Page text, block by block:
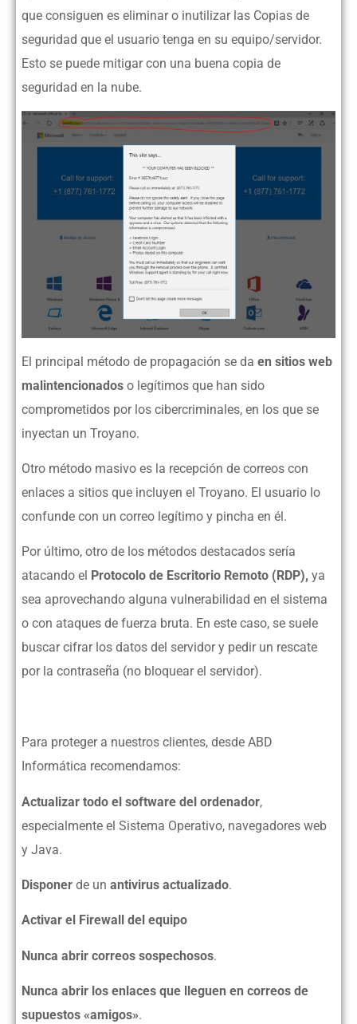
que consiguen es eliminar o inutilizar las Copias de
seguridad que el usuario tenga en su equipo/servidor.
Esto se puede mitigar con una buena copia de
seguridad en la nube.
El principal método de propagación se da en sitios web
malintencionados o legítimos que han sido
comprometidos por los cibercriminales, en los que se
inyectan un Troyano.
Otro método masivo es la recepción de correos con
enlaces a sitios que incluyen el Troyano. El usuario lo
confunde con un correo legítimo y pincha en él.
Por último, otro de los métodos destacados sería
atacando el Protocolo de Escritorio Remoto (RDP), ya
sea aprovechando alguna vulnerabilidad en el sistema
o con ataques de fuerza bruta. En este caso, se suele
buscar cifrar los datos del servidor y pedir un rescate
por la contraseña (no bloquear el servidor).
Para proteger a nuestros clientes, desde ABD
Informática recomendamos:
Actualizar todo el software del ordenador,
especialmente el Sistema Operativo, navegadores web
y Java.
Disponer de un antivirus actualizado.
Activar el Firewall del equipo
Nunca abrir correos sospechosos.
Nunca abrir los enlaces que lleguen en correos de
supuestos «amigos».